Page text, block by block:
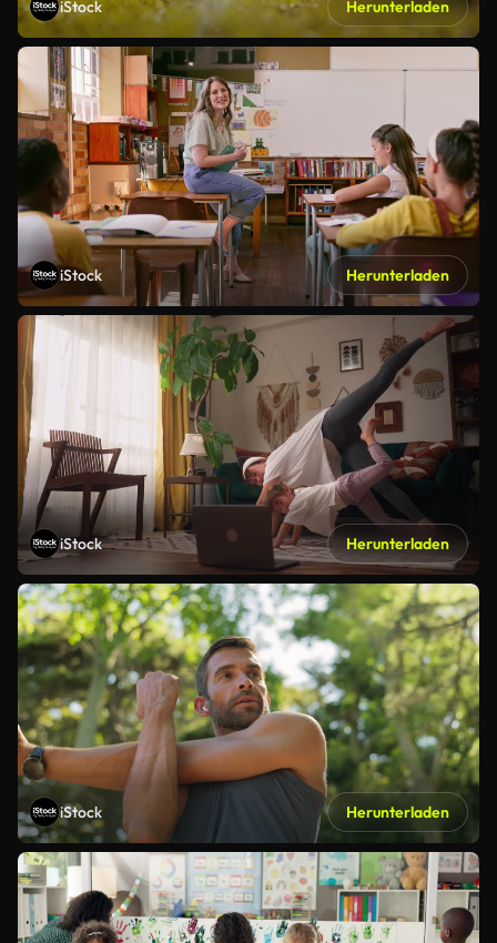
iStock Herunterladen
iStock Herunterladen
iStock Herunterladen
iStock Herunterladen